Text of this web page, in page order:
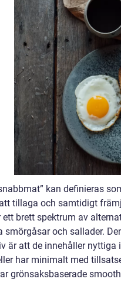
kan definieras
tillaga och samtidigt
ett brett spektrum av
smörgåsar och sallader.
är att de innehåller nyttiga
har minimalt med
grönsaksbaserade